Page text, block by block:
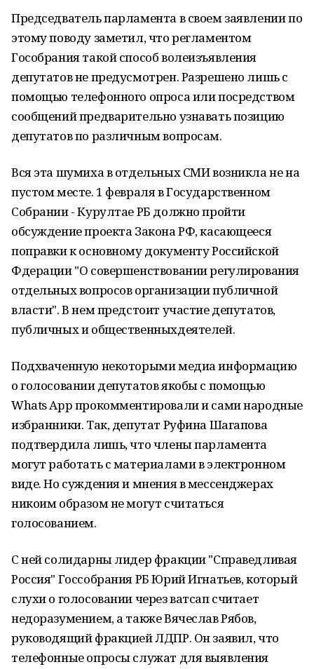
Председватель парламента в своем заявлении по
этому поводу заметил, что регламентом
Гособрания такой способ волеизъявления
депутатов не предусмотрен. Разрешено лишь с
помощью телефонного опроса или посредством
сообщений предварительно узнавать позицию
депутатов по различным вопросам.
Вся эта шумиха в отдельных СМИ возникла не на
пустом месте. 1 февраля в Государственном
Собрании - Курултае РБ должно пройти
обсуждение проекта Закона РФ, касающееся
поправки к основному документу Российской
Фдерации "О совершенствовании регулирования
отдельных вопросов организации публичной
власти". В нем предстоит участие депутатов,
публичных и общественныхдеятелей.
Подхваченную некоторыми медиа информацию
о голосовании депутатов якобы с помощью
Whats App прокомментировали и сами народные
избранники. Так, депутат Руфина Шагапова
подтвердила лишь, что члены парламента
могут работать с материалами в электронном
виде. Но суждения и мнения в мессенджерах
никоим образом не могут считаться
голосованием.
С ней солидарны лидер фракции "Справедливая
Россия" Госсобрания РБ Юрий Игнатьев, который
слухи о голосовании через ватсап считает
недоразумением, а также Вячеслав Рябов,
руководящий фракцией ЛДПР. Он заявил, что
телефонные опросы служат для выявления